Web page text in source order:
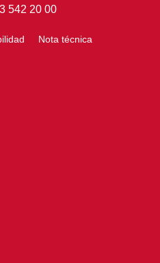
542 20 00
Nota técnica